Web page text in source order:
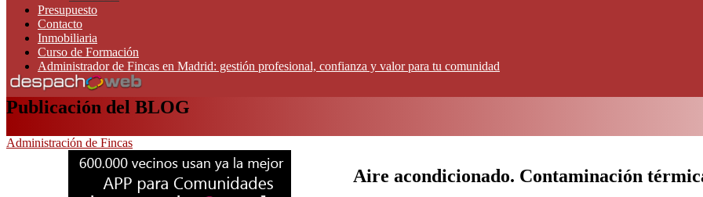
Presupuesto
Contacto
Inmobiliaria
Curso de Formación
Administrador de Fincas en Madrid: gestión profesional, confianza y valor para tu comunidad
Publicación del BLOG
Administración de Fincas
Aire acondicionado. Contaminación